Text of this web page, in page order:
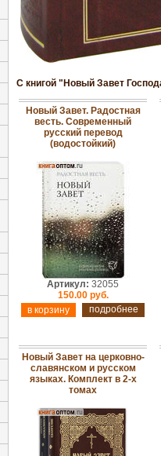
С книгой "Новый Завет
Новый Завет. Радостная
весть. Современный
русский перевод
(водостойкий)
Артикул: 32055
150.00 руб.
подробнее
Новый Завет на церковно-
славянском и русском
языках. Комплект в 2-х
томах